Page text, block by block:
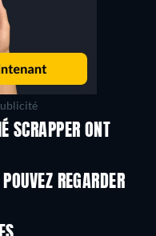
SCRAPPER ONT
REGARDER